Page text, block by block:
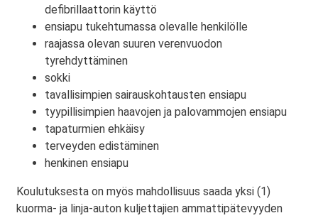
defibrillaattorin käyttö
ensiapu tukehtumassa olevalle henkilölle
raajassa olevan suuren verenvuodon
tyrehdyttäminen
sokki
tavallisimpien sairauskohtausten ensiapu
tyypillisimpien haavojen ja palovammojen ensiapu
tapaturmien ehkäisy
terveyden edistäminen
henkinen ensiapu
Koulutuksesta on myös mahdollisuus saada yksi (1)
kuorma- ja linja-auton kuljettajien ammattipätevyyden